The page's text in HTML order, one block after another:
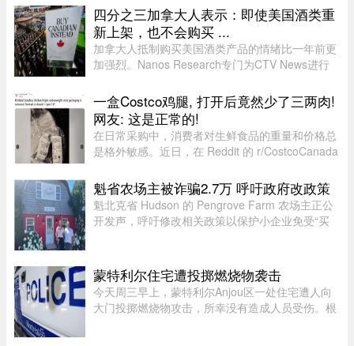
Josée Pelletier表示，一家人原定周一返程，却在
起飞前数小时收到航班取消 ...
四分之三加拿大人表示：即使美国酒类重
新上架，也不会购买 ...
加拿大人抵制购买美国酒类产品的情绪比一年前更
加强烈。Nanos Research专门为CTV News进行
大人表示，即使美国酒类重新摆上货架，他们也不
太可能购买。 ...
一盒Costco鸡腿, 打开后竟然少了三两肉!
网友: 这是正常的!
在日常采购中，消费者对生鲜食品的重量和价格总
是格外敏感。近日，在 Reddit 的 r/CostcoCanada
Costco 购买的 Kirkland 无骨鸡腿肉，去掉包装后
称重，竟然比标签上的重量 ...
魁省农场主被诈骗2.7万 呼吁政府改政策
魁北克省 Hudson 的 Pengrove Farm 农场主正公
开发声，呼吁修改相关政策以保护小企业免受“买
Cosgrove 和 Matt Penney 夫 ...
蒙特利尔住宅遭投掷燃烧物袭击
今天周三早上，蒙特利尔Anjou区一处住宅遭人向
大门投掷燃烧物攻击，所幸没有造成人员受伤。根